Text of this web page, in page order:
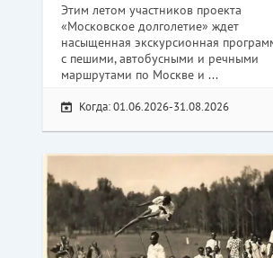
Этим летом участников проекта
«Московское долголетие» ждет
насыщенная экскурсионная
с пешими, автобусными и речными
маршрутами по Москве и ...
Когда: 01.06.2026-31.08.2026